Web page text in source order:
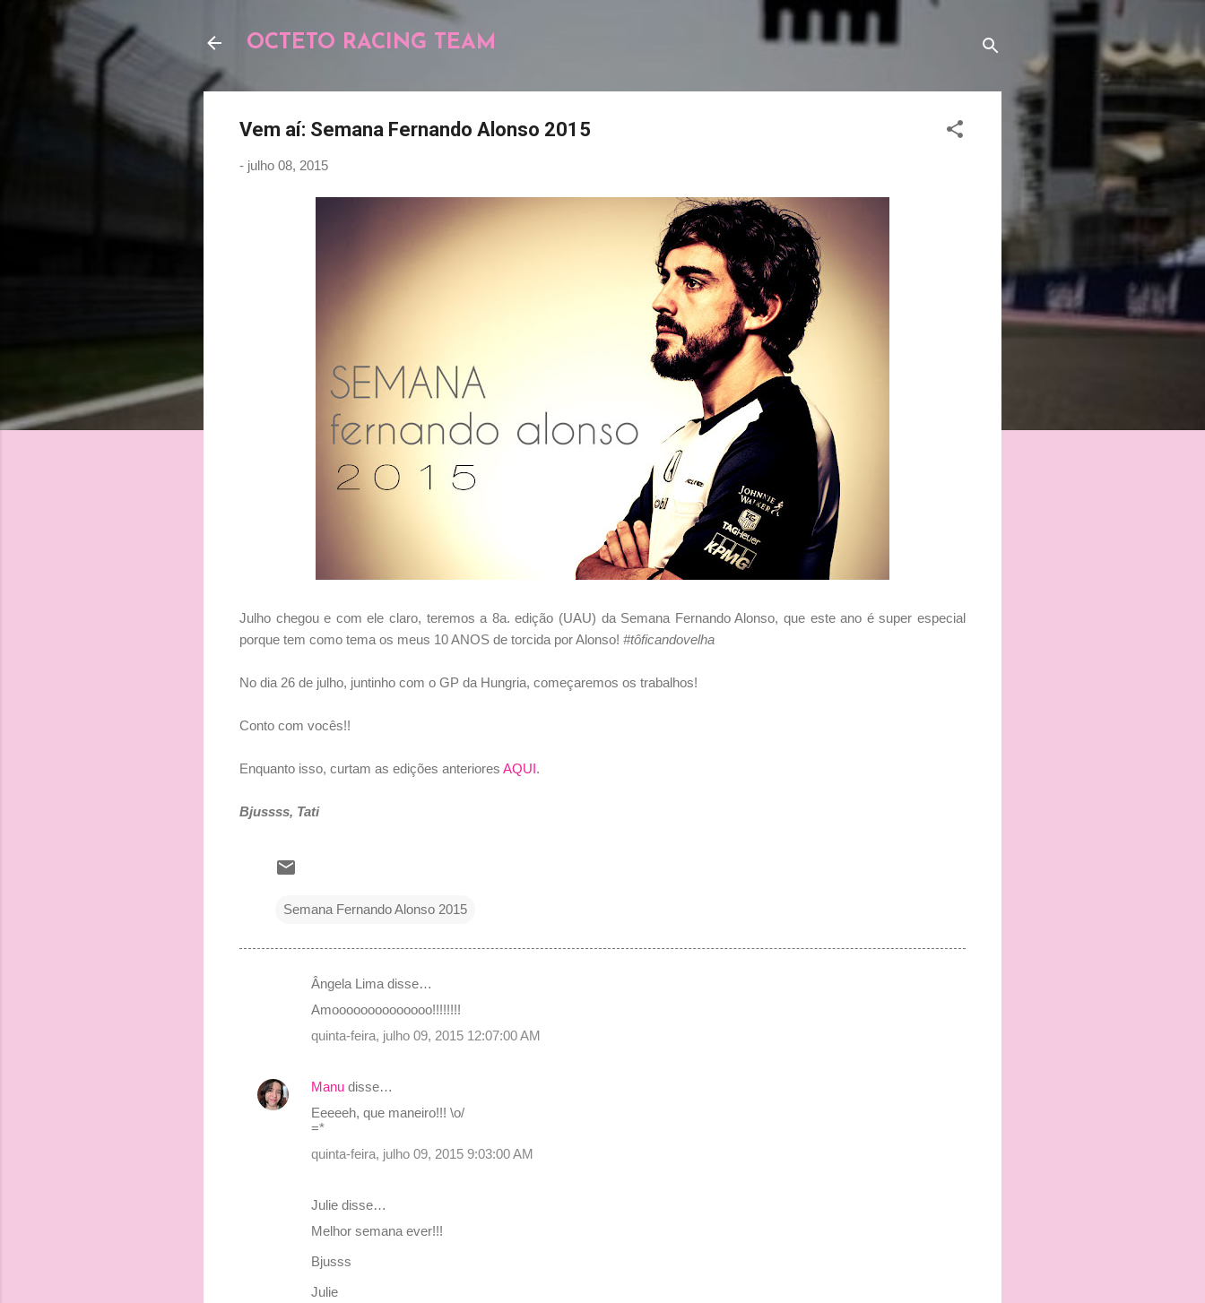
OCTETO RACING TEAM
Vem aí: Semana Fernando Alonso 2015
- julho 08, 2015
Julho chegou e com ele claro, teremos a 8a. edição (UAU) da Semana Fernando Alonso, que este ano é super especial
porque tem como tema os meus 10 ANOS de torcida por Alonso! #tôficandovelha
No dia 26 de julho, juntinho com o GP da Hungria, começaremos os trabalhos!
Conto com vocês!!
Enquanto isso, curtam as edições anteriores AQUI.
Bjussss, Tati
Semana Fernando Alonso 2015
n
Ângela Lima disse…
Amoooooooooooooo!!!!!!!!
quinta-feira, julho 09, 2015 12:07:00 AM
Manu disse…
Eeeeeh, que maneiro!!! \o/
=*
quinta-feira, julho 09, 2015 9:03:00 AM
Julie disse…
Melhor semana ever!!!
Bjusss
Julie